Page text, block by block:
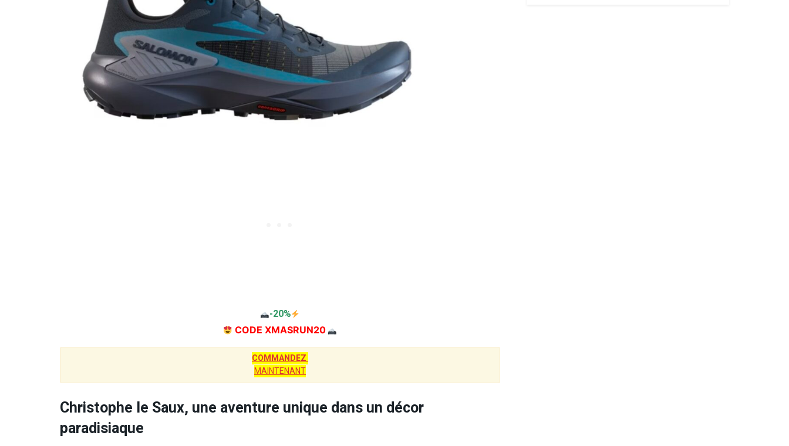
-20%
CODE XMASRUN20
COMMANDEZ
MAINTENANT
Christophe le Saux, une aventure unique dans un décor
paradisiaque